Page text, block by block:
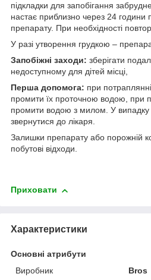
підкладки для запобігання
настає приблизно через 24 години
препарату. При необхідності
У разі утворення грудкою –
Запобіжні заходи: зберігати
недоступному для дітей місці,
Перша допомога: при
промити їх проточною водою, при
промити водою з милом. У випадку
звернутися до лікаря.
Залишки препарату або порожній
побутові відходи.
Приховати
Характеристики
Основні атрибути
Виробник
Bros